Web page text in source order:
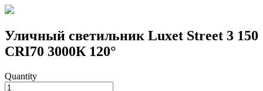
Уличный светильник Luxet Street 3 150
CRI70 3000К 120°
Quantity
Количество